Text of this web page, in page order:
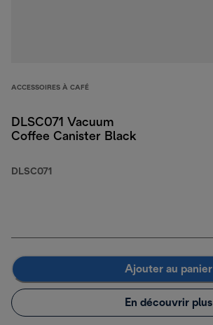
ACCESSOIRES À CAFÉ
DLSC071 Vacuum
Coffee Canister Black
DLSC071
Ajouter au panier
En découvrir plus